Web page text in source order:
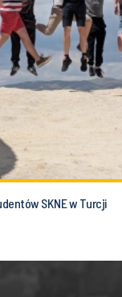
SKNE w Turcji